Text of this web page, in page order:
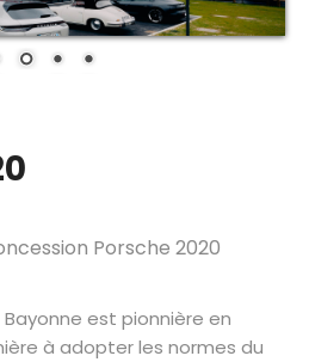
Porsche 2020
est pionnière en
à adopter les normes du